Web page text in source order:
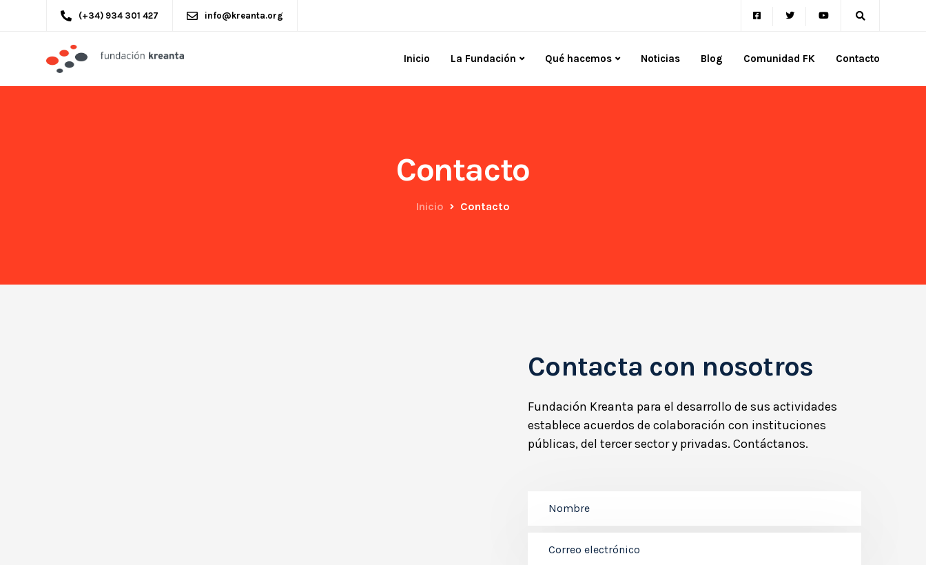
(+34) 934 301 427 info@kreanta.org
Inicio La Fundación Qué hacemos Noticias Blog Comunidad FK Contacto
Contacto
Inicio Contacto
Contacta con nosotros
Fundación Kreanta para el desarrollo de sus actividades
establece acuerdos de colaboración con instituciones
públicas, del tercer sector y privadas. Contáctanos.